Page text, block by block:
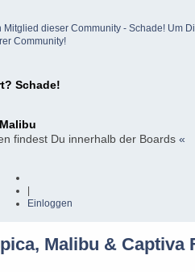
dieser Community - Schade! Um
Community!
Schade!
findest Du innerhalb der Boards «
Einloggen